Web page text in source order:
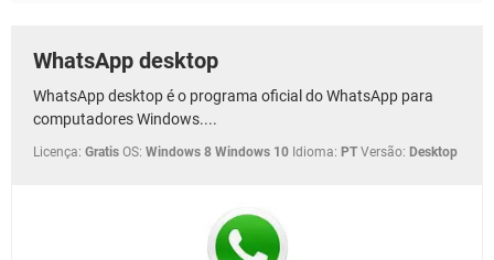
WhatsApp desktop
WhatsApp desktop é o programa oficial do WhatsApp para
computadores Windows....
Licença: Gratis OS: Windows 8 Windows 10 Idioma: PT Versão: Desktop